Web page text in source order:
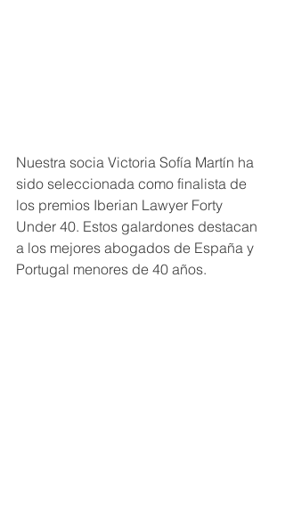
Nuestra socia Victoria Sofía Martín ha
sido seleccionada como finalista de
los premios Iberian Lawyer Forty
Under 40. Estos galardones destacan
a los mejores abogados de España y
Portugal menores de 40 años.